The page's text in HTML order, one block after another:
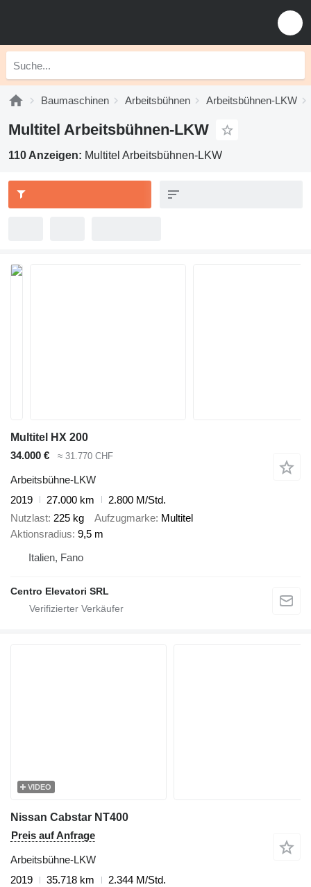
Baumaschinen Arbeitsbühnen Arbeitsbühnen-LKW
Multitel Arbeitsbühnen-LKW
110 Anzeigen: Multitel Arbeitsbühnen-LKW
Multitel HX 200
34.000 €
≈ 31.770 CHF
Arbeitsbühne-LKW
2019
27.000 km
2.800 M/Std.
Nutzlast 225 kg Aufzugmarke Multitel
Aktionsradius 9,5 m
Italien, Fano
Centro Elevatori SRL
VIDEO
Nissan Cabstar NT400
Preis auf Anfrage
Arbeitsbühne-LKW
2019
35.718 km
2.344 M/Std.